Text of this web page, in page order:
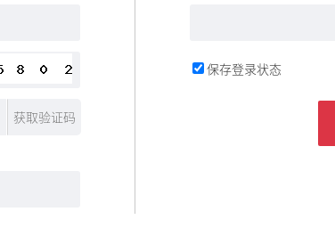
获取验证码
保存登录状态